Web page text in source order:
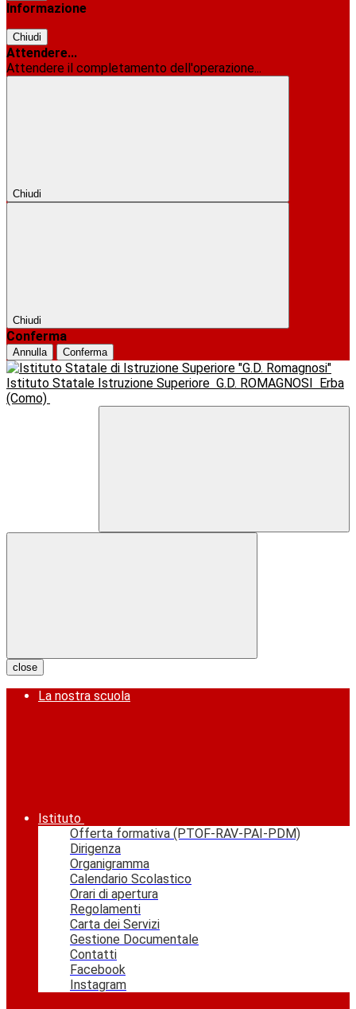
Informazione
Chiudi
Attendere...
Attendere il completamento dell'operazione...
Chiudi
Chiudi
Conferma
Annulla Conferma
Istituto Statale Istruzione Superiore G.D. ROMAGNOSI
Erba
(Como)
close
La nostra scuola
Istituto
Offerta formativa (PTOF-RAV-PAI-PDM)
Dirigenza
Organigramma
Calendario Scolastico
Orari di apertura
Regolamenti
Carta dei Servizi
Gestione Documentale
Contatti
Facebook
Instagram